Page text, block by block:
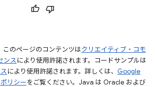
このページのコンテンツはクリエイティブ・コモ
ンスにより使用許諾されます。コードサンプルは
により使用許諾されます。詳しくは、 Google
リシーをご覧ください。Java は Oracle および